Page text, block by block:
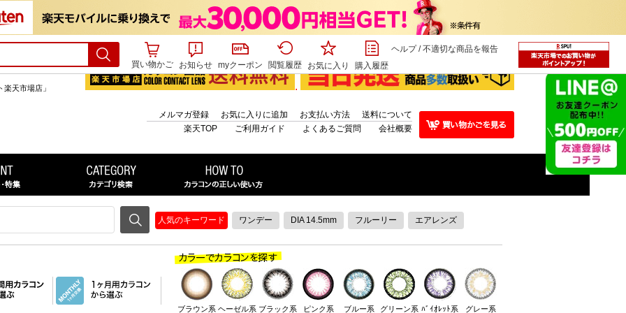
買い物かご お知らせ myクーポン 閲覧履歴 お気に入り 購入履歴
ヘルプ/不適切な商品を報告